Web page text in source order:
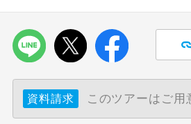
資料請求 このツアーはご用
ス2席利用
す。